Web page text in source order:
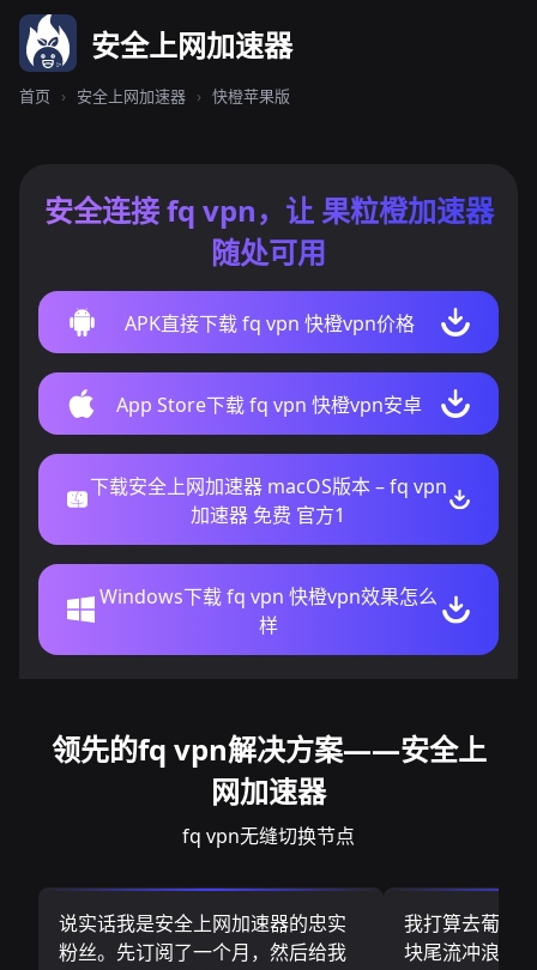
安全上网加速器
首页 › 安全上网加速器 › 快橙苹果版
安全连接 fq vpn，让 果粒橙加速器
随处可用
APK直接下载 fq vpn 快橙vpn价格
App Store下载 fq vpn 快橙vpn安卓
下载安全上网加速器 macOS版本 – fq vpn
加速器 免费 官方1
Windows下载 fq vpn 快橙vpn效果怎么
样
领先的fq vpn解决方案——安全上
网加速器
fq vpn无缝切换节点
说实话我是安全上网加速器的忠实
粉丝。先订阅了一个月，然后给我
我打算去葡萄
块尾流冲浪板